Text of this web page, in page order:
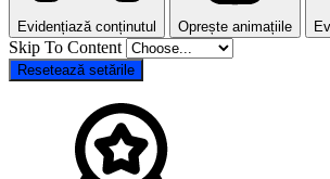
Evidențiază conținutul Oprește animațiile
Skip To Content
Resetează setările